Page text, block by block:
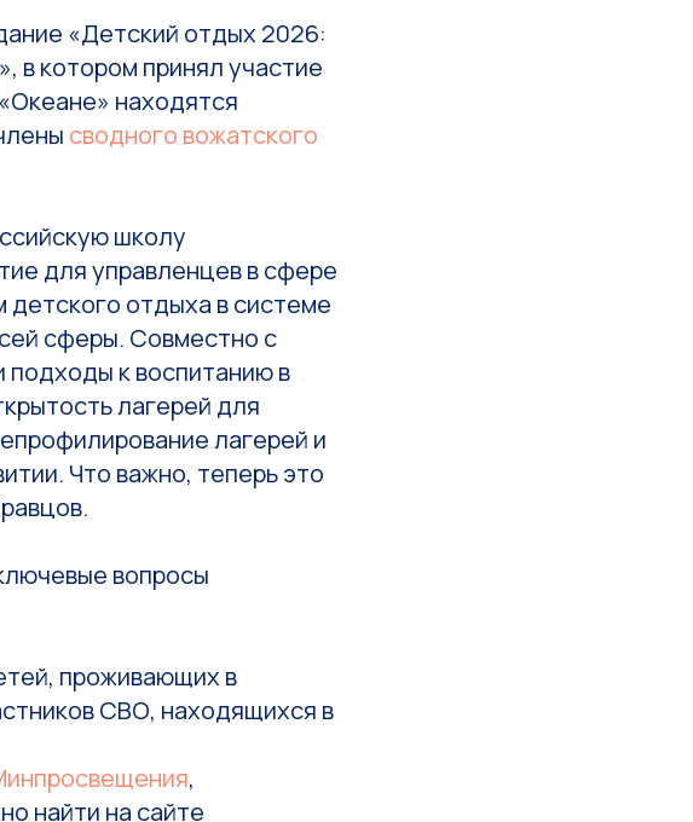
«Детский отдых 2026:
в котором принял участие
находятся
сводного вожатского
школу
для управленцев в сфере
отдыха в системе
сферы. Совместно с
к воспитанию в
лагерей для
лагерей и
Что важно, теперь это
вопросы
проживающих в
СВО, находящихся в
,
найти на сайте